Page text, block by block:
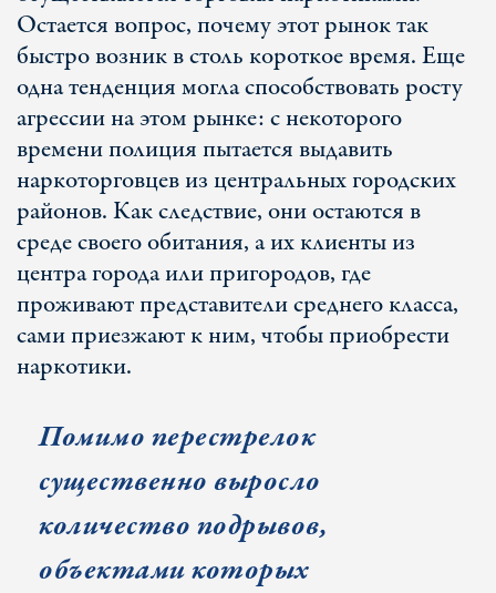
Остается вопрос, почему этот рынок так
быстро возник в столь короткое время. Еще
одна тенденция могла способствовать росту
агрессии на этом рынке: с некоторого
времени полиция пытается выдавить
наркоторговцев из центральных городских
районов. Как следствие, они остаются в
среде своего обитания, а их клиенты из
центра города или пригородов, где
проживают представители среднего класса,
сами приезжают к ним, чтобы приобрести
наркотики.
Помимо перестрелок
существенно выросло
количество подрывов,
объектами которых